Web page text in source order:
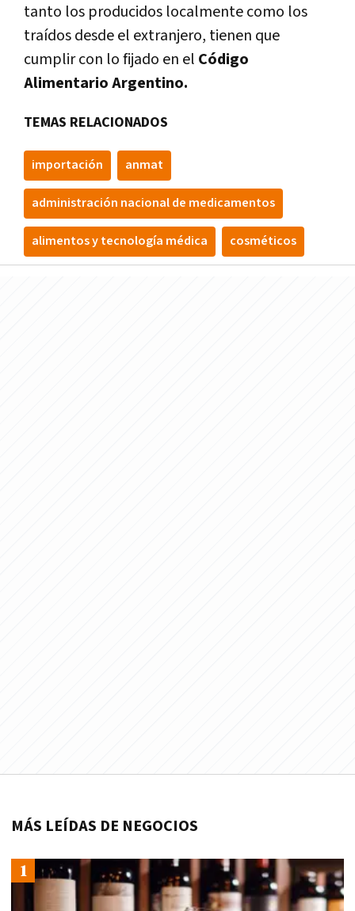
tanto los producidos localmente como los
traídos desde el extranjero, tienen que
cumplir con lo fijado en el Código
Alimentario Argentino.
TEMAS RELACIONADOS
importación anmat
administración nacional de medicamentos
alimentos y tecnología médica cosméticos
MÁS LEÍDAS DE NEGOCIOS